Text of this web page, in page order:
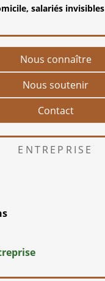
salariés invisibles
Nous connaître
Nous soutenir
Contact
ENTREPRISE